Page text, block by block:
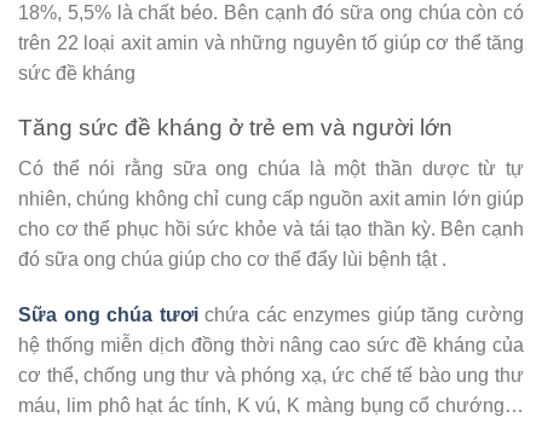
18%, 5,5% là chất béo. Bên cạnh đó sữa ong chúa còn có
trên 22 loại axit amin và những nguyên tố giúp cơ thể tăng
sức đề kháng
Tăng sức đề kháng ở trẻ em và người lớn
Có thể nói rằng sữa ong chúa là một thần dược từ tự
nhiên, chúng không chỉ cung cấp nguồn axit amin lớn giúp
cho cơ thể phục hồi sức khỏe và tái tạo thần kỳ. Bên cạnh
đó sữa ong chúa giúp cho cơ thể đẩy lùi bệnh tật .
Sữa ong chúa tươichứa các enzymes giúp tăng cường
hệ thống miễn dịch đồng thời nâng cao sức đề kháng của
cơ thể, chống ung thư và phóng xạ, ức chế tế bào ung thư
máu, lim phô hạt ác tính, K vú, K màng bụng cổ chướng…